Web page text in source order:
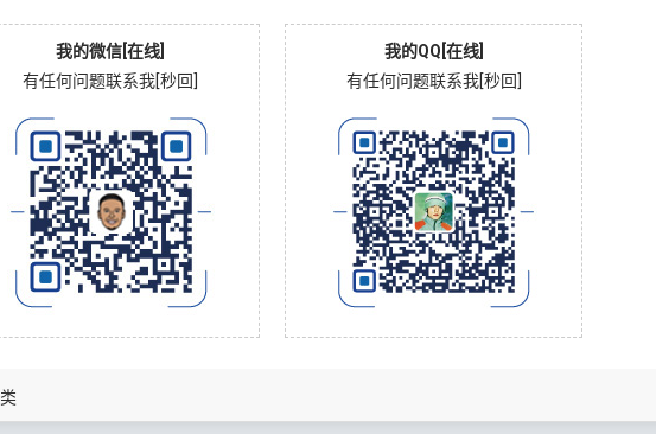
我的微信[在线]
有任何问题联系我[秒回]
我的QQ[在线]
有任何问题联系我[秒回]